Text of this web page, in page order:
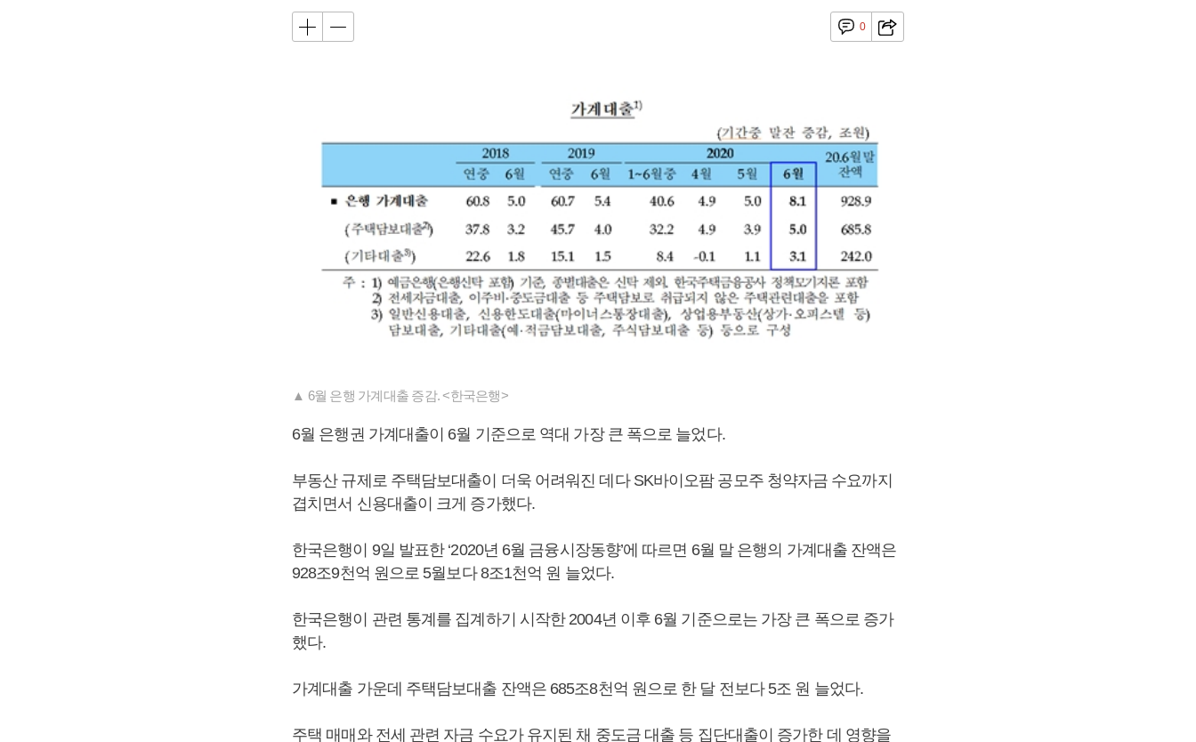
0
▲ 6월 은행 가계대출 증감. <한국은행>
6월 은행권 가계대출이 6월 기준으로 역대 가장 큰 폭으로 늘었다.
부동산 규제로 주택담보대출이 더욱 어려워진 데다 SK바이오팜 공모주 청약자금 수요까지
겹치면서 신용대출이 크게 증가했다.
한국은행이 9일 발표한 ‘2020년 6월 금융시장동향’에 따르면 6월 말 은행의 가계대출 잔액은
928조9천억 원으로 5월보다 8조1천억 원 늘었다.
한국은행이 관련 통계를 집계하기 시작한 2004년 이후 6월 기준으로는 가장 큰 폭으로 증가
했다.
가계대출 가운데 주택담보대출 잔액은 685조8천억 원으로 한 달 전보다 5조 원 늘었다.
주택 매매와 전세 관련 자금 수요가 유지된 채 중도금 대출 등 집단대출이 증가한 데 영향을